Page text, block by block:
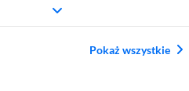
Pokaż wszystkie